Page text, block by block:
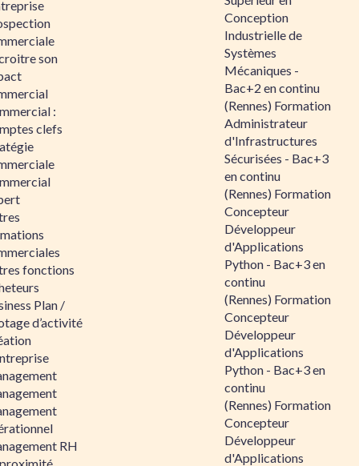
son
:
clefs
fonctions
Plan /
d’activité
RH
Conception
Industrielle de
Systèmes
Mécaniques -
Bac+2 en continu
(Rennes) Formation
Administrateur
d'Infrastructures
Sécurisées - Bac+3
en continu
(Rennes) Formation
Concepteur
Développeur
d'Applications
Python - Bac+3 en
continu
(Rennes) Formation
Concepteur
Développeur
d'Applications
Python - Bac+3 en
continu
(Rennes) Formation
Concepteur
Développeur
d'Applications